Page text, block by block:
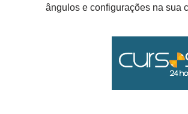
ângulos e configurações na sua